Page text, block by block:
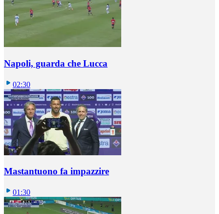
Napoli, guarda che Lucca
02:30
Mastantuono fa impazzire
01:30